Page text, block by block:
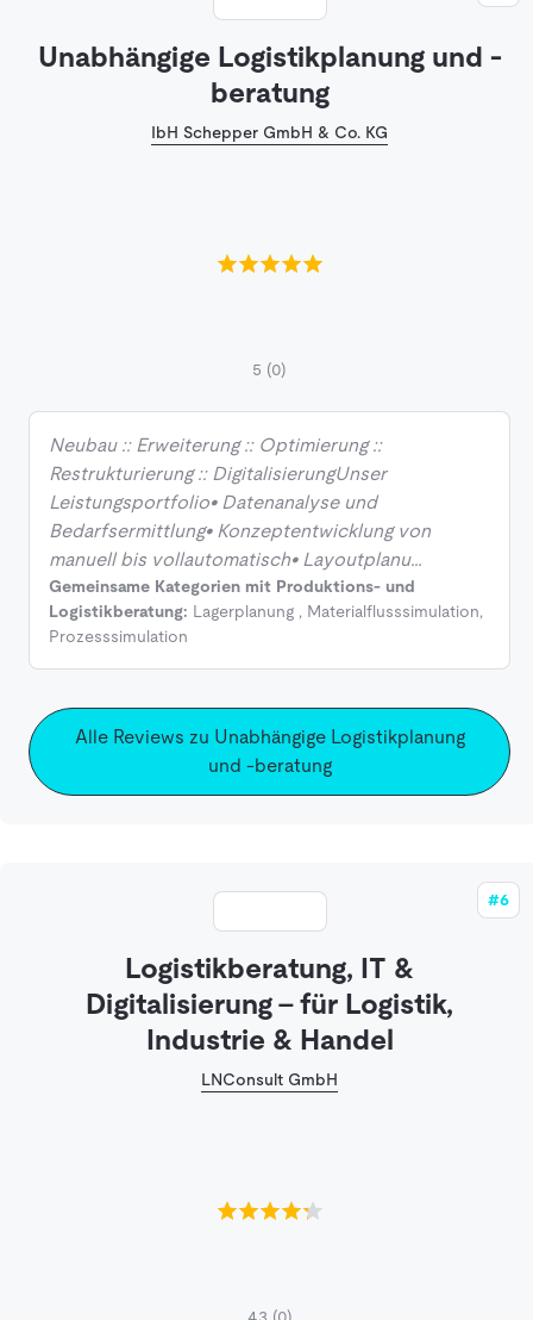
Unabhängige Logistikplanung und -
beratung
IbH Schepper GmbH & Co. KG
5 (0)
Neubau :: Erweiterung :: Optimierung ::
Restrukturierung :: DigitalisierungUnser
Leistungsportfolio• Datenanalyse und
Bedarfsermittlung• Konzeptentwicklung von
manuell bis vollautomatisch• Layoutplanu…
Gemeinsame Kategorien mit Produktions- und
Logistikberatung: Lagerplanung , Materialflusssimulation,
Prozesssimulation
Alle Reviews zu Unabhängige Logistikplanung
und -beratung
#6
Logistikberatung, IT &
Digitalisierung - für Logistik,
Industrie & Handel
LNConsult GmbH